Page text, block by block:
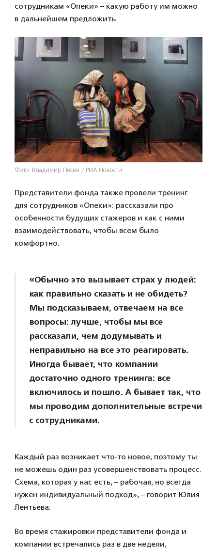
сотрудникам «Опеки» – какую работу им можно
в дальнейшем предложить.
Фото: Владимир Песня / РИА Новости
Представители фонда также провели тренинг
для сотрудников «Опеки»: рассказали про
особенности будущих стажеров и как с ними
взаимодействовать, чтобы всем было
комфортно.
«Обычно это вызывает страх у людей:
как правильно сказать и не обидеть?
Мы подсказываем, отвечаем на все
вопросы: лучше, чтобы мы все
рассказали, чем додумывать и
неправильно на все это реагировать.
Иногда бывает, что компании
достаточно одного тренинга: все
включилось и пошло. А бывает так, что
мы проводим дополнительные встречи
с сотрудниками.
Каждый раз возникает что-то новое, поэтому ты
не можешь один раз усовершенствовать процесс.
Схема, которая у нас есть, – рабочая, но всегда
нужен индивидуальный подход», – говорит Юлия
Лентьева.
Во время стажировки представители фонда и
компании встречались раз в две недели,